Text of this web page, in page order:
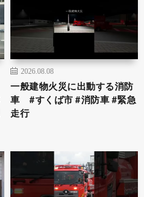
2026.08.08
一般建物火災に出動する消防
車 #すくば市 #消防車 #緊急
走行